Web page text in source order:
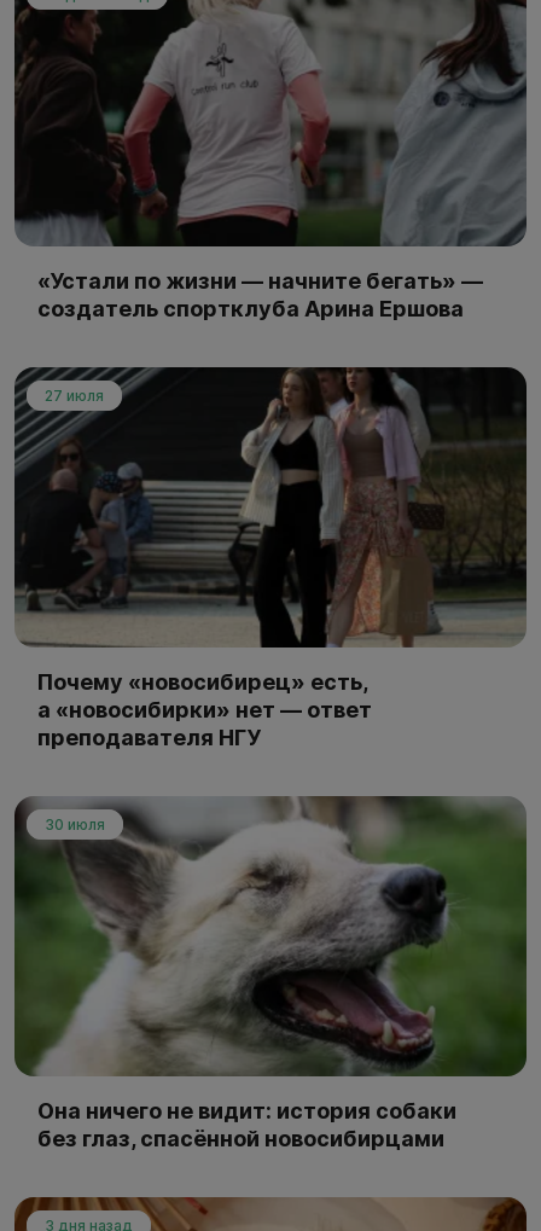
«Устали по жизни — начните бегать» —
создатель спортклуба Арина Ершова
27 июля
Почему «новосибирец» есть,
а «новосибирки» нет — ответ
преподавателя НГУ
30 июля
Она ничего не видит: история собаки
без глаз, спасённой новосибирцами
3 дня назад